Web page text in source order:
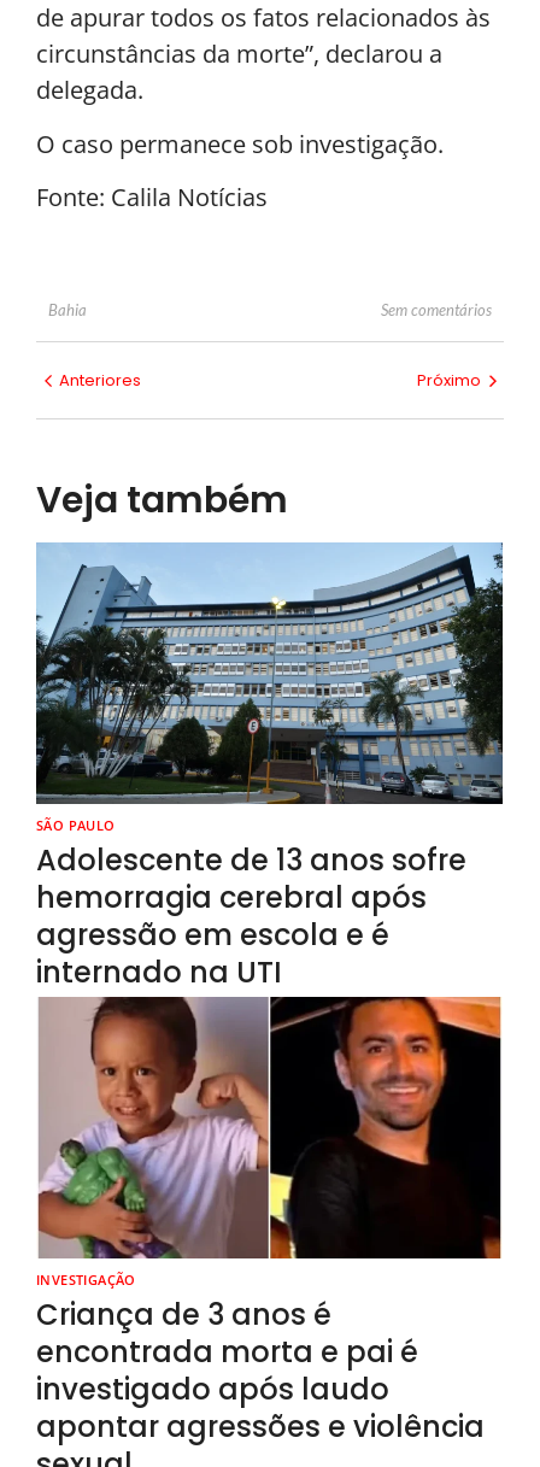
de apurar todos os fatos relacionados às
circunstâncias da morte”, declarou a
delegada.
O caso permanece sob investigação.
Fonte: Calila Notícias
Bahia Sem comentários
Anteriores Próximo
Veja também
SÃO PAULO
Adolescente de 13 anos sofre
hemorragia cerebral após
agressão em escola e é
internado na UTI
INVESTIGAÇÃO
Criança de 3 anos é
encontrada morta e pai é
investigado após laudo
apontar agressões e violência